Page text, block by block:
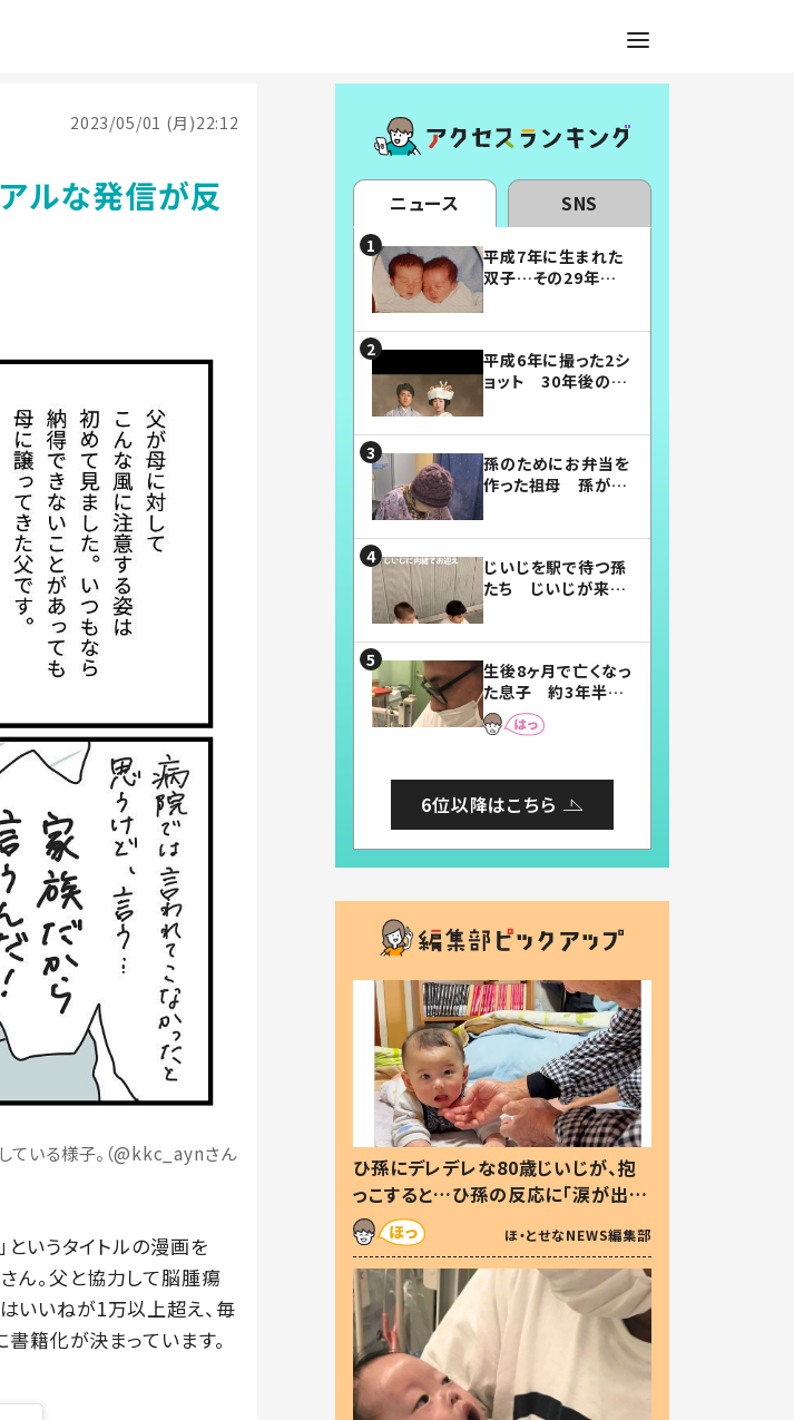
2023/05/01 (月)22:12
ルな発信が反
いる様子。（@kkc_aynさん
というタイトルの漫画を
ん。父と協力して脳腫瘍
いいねが1万以上超え、毎
籍化が決まっています。
ニュース SNS
平成7年に生まれた
双子…その29年後
平成6年に撮った2シ
ョット 30年後の姿
孫のためにお弁当を
作った祖母 孫が絶
じいじを駅で待つ孫
たち じいじが来た
まらない」「幸せにな
れる」
生後8ヶ月で亡くなっ
た息子 約3年半
後、当時の妻の日記
に書いてあった本音
6位以降はこちら
ひ孫にデレデレな80歳じいじが、抱
っこすると…ひ孫の反応に「涙が出ま
した」「可愛くて仕方ない」
ほ・とせなNEWS編集部